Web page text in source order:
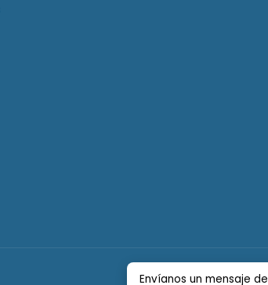
Envíanos un mensaje de